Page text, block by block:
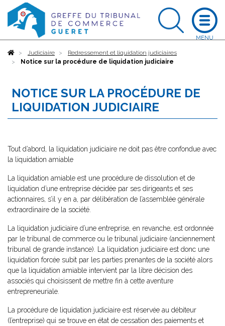
AccueilJudiciaire
Redressement et liquidation judiciaires
Notice sur la procédure de liquidation judiciaire
NOTICE SUR LA PROCÉDURE DE
LIQUIDATION JUDICIAIRE
Tout d’abord, la liquidation judiciaire ne doit pas être confondue avec
la liquidation amiable
La liquidation amiable est une procédure de dissolution et de
liquidation d’une entreprise décidée par ses dirigeants et ses
actionnaires, s’il y en a, par délibération de l’assemblée générale
extraordinaire de la société.
La liquidation judiciaire d’une entreprise, en revanche, est ordonnée
par le tribunal de commerce ou le tribunal judiciaire (anciennement
tribunal de grande instance). La liquidation judiciaire est donc une
liquidation forcée subit par les parties prenantes de la société alors
que la liquidation amiable intervient par la libre décision des
associés qui choisissent de mettre fin à cette aventure
entrepreneuriale.
La procédure de liquidation judiciaire est réservée au débiteur
(l’entreprise) qui se trouve en état de cessation des paiements et